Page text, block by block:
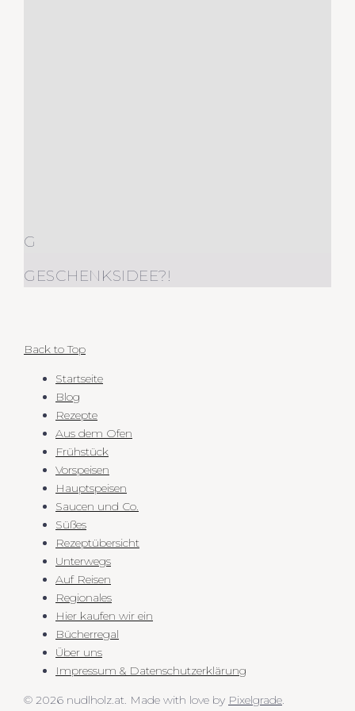
G
GESCHENKSIDEE?!
Back to Top
Startseite
Blog
Rezepte
Aus dem Ofen
Frühstück
Vorspeisen
Hauptspeisen
Saucen und Co.
Süßes
Rezeptübersicht
Unterwegs
Auf Reisen
Regionales
Hier kaufen wir ein
Bücherregal
Über uns
Impressum & Datenschutzerklärung
© 2026 nudlholz.at. Made with love by Pixelgrade.